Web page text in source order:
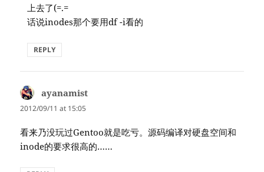
上去了(=.=
话说inodes那个要用df -i看的
REPLY
ayanamist
2012/09/11 at 15:05
看来乃没玩过Gentoo就是吃亏。源码编译对硬盘空间和
inode的要求很高的……